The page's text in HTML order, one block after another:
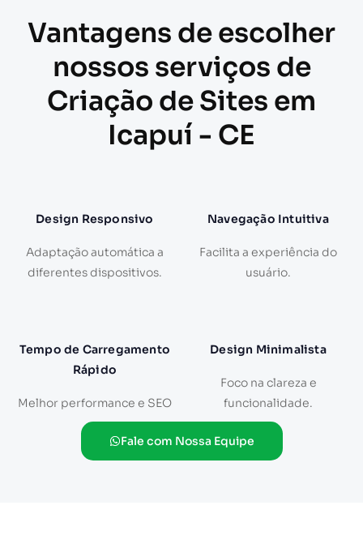
Vantagens de escolher
nossos serviços de
Criação de Sites em
Icapuí - CE
Design Responsivo
Adaptação automática a
diferentes dispositivos.
Navegação Intuitiva
Facilita a experiência do
usuário.
Tempo de Carregamento
Rápido
Melhor performance e SEO
Design Minimalista
Foco na clareza e
funcionalidade.
Fale com Nossa Equipe